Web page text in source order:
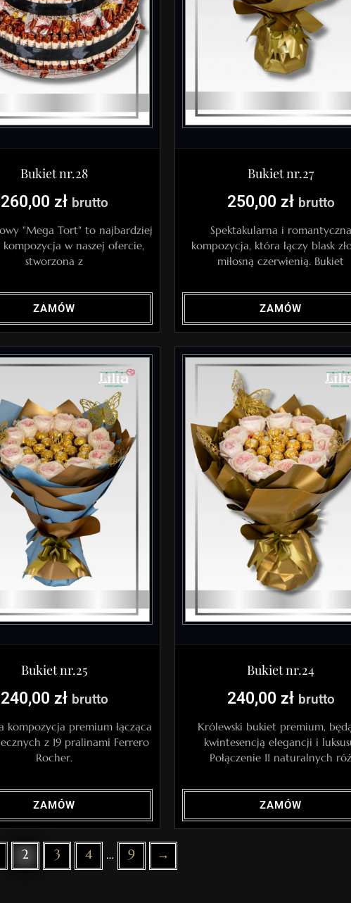
Bukiet nr.28
260,00 zł brutto
"Mega Tort" to najbardziej
kompozycja w naszej ofercie,
stworzona z
ZAMÓW
Bukiet nr.27
250,00 zł brutto
Spektakularna i romantyczna
kompozycja, która łączy blask
miłosną czerwienią. Bukiet
ZAMÓW
Bukiet nr.25
240,00 zł brutto
kompozycja premium łącząca
z 19 pralinami Ferrero
Rocher.
ZAMÓW
Bukiet nr.24
240,00 zł brutto
Królewski bukiet premium,
kwintesencją elegancji i
Połączenie 11 naturalnych róż
ZAMÓW
2 3 4 … 9 →